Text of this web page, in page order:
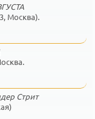
Москва).
Стрит